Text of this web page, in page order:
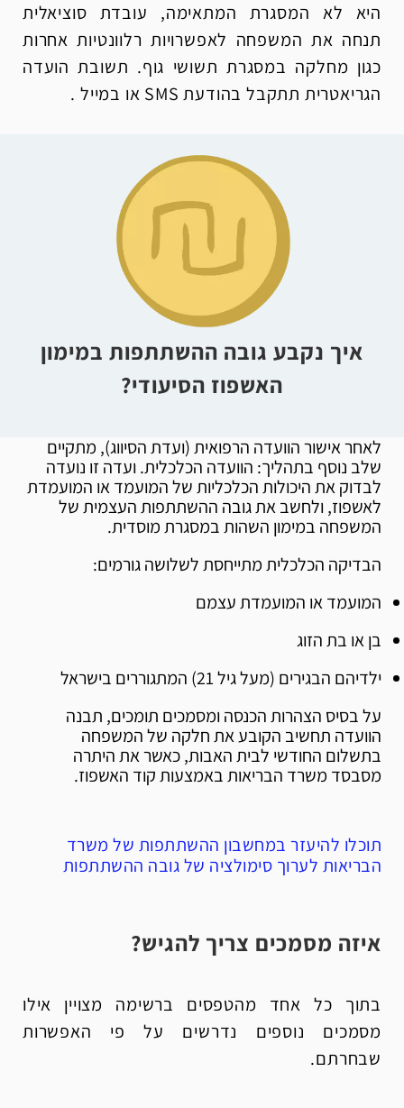
היא לא המסגרת המתאימה, עובדת סוציאלית
תנחה את המשפחה לאפשרויות רלוונטיות אחרות
כגון מחלקה במסגרת תשושי גוף. תשובת הועדה
הגריאטרית תתקבל בהודעת SMS או במייל .
איך נקבע גובה ההשתתפות במימון
האשפוז הסיעודי?
לאחר אישור הוועדה הרפואית (ועדת הסיווג), מתקיים
שלב נוסף בתהליך: הוועדה הכלכלית. ועדה זו נועדה
לבדוק את היכולות הכלכליות של המועמד או המועמדת
לאשפוז, ולחשב את גובה ההשתתפות העצמית של
המשפחה במימון השהות במסגרת מוסדית.
הבדיקה הכלכלית מתייחסת לשלושה גורמים:
המועמד או המועמדת עצמם
בן או בת הזוג
ילדיהם הבגירים (מעל גיל 21) המתגוררים בישראל
על בסיס הצהרות הכנסה ומסמכים תומכים, תבנה
הוועדה תחשיב הקובע את חלקה של המשפחה
בתשלום החודשי לבית האבות, כאשר את היתרה
מסבסד משרד הבריאות באמצעות קוד האשפוז.
תוכלו להיעזר במחשבון ההשתתפות של משרד
הבריאות לערוך סימולציה של גובה ההשתתפות
איזה מסמכים צריך להגיש?
בתוך כל אחד מהטפסים ברשימה מצויין אילו
מסמכים נוספים נדרשים על פי האפשרות
שבחרתם.